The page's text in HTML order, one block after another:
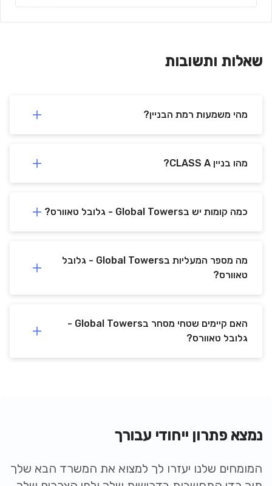
שאלות ותשובות
מהי משמעות רמת הבניין?
מהו בניין CLASS A?
כמה קומות יש בGlobal Towers - גלובל טאוורס?
מה מספר המעליות בGlobal Towers - גלובל
טאוורס?
האם קיימים שטחי מסחר בGlobal Towers -
גלובל טאוורס?
נמצא פתרון ייחודי עבורך
המומחים שלנו יעזרו לך למצוא את המשרד הבא שלך